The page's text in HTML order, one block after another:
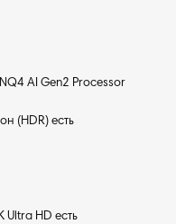
AI Gen2 Processor
(HDR) есть
HD есть